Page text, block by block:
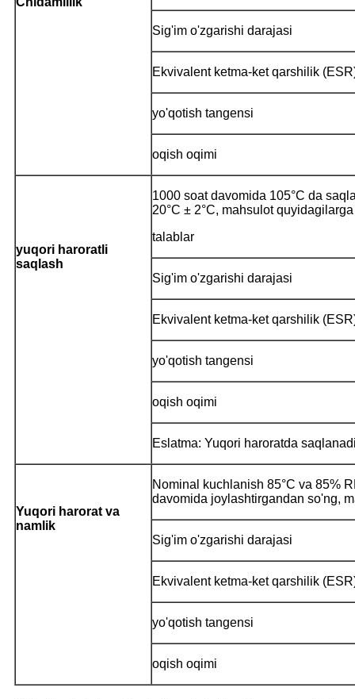
Sig'im o'zgarishi darajasi
Ekvivalent ketma-ket qarshilik
yo'qotish tangensi
oqish oqimi
yuqori haroratli
saqlash
1000 soat davomida 105°C da
20°C ± 2°C, mahsulot
talablar
Sig'im o'zgarishi darajasi
Ekvivalent ketma-ket qarshilik
yo'qotish tangensi
oqish oqimi
Eslatma: Yuqori haroratda
Yuqori harorat va
namlik
Nominal kuchlanish 85°C va 85%
davomida joylashtirgandan so'ng,
Sig'im o'zgarishi darajasi
Ekvivalent ketma-ket qarshilik
yo'qotish tangensi
oqish oqimi